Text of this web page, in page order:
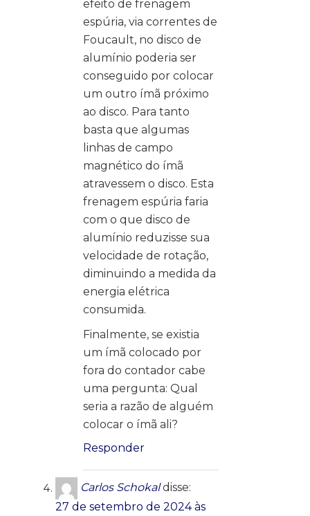
efeito de frenagem
espúria, via correntes de
Foucault, no disco de
alumínio poderia ser
conseguido por colocar
um outro ímã próximo
ao disco. Para tanto
basta que algumas
linhas de campo
magnético do ímã
atravessem o disco. Esta
frenagem espúria faria
com o que disco de
alumínio reduzisse sua
velocidade de rotação,
diminuindo a medida da
energia elétrica
consumida.
Finalmente, se existia
um ímã colocado por
fora do contador cabe
uma pergunta: Qual
seria a razão de alguém
colocar o ímã ali?
Responder
Carlos Schokal disse:
27 de setembro de 2024 às